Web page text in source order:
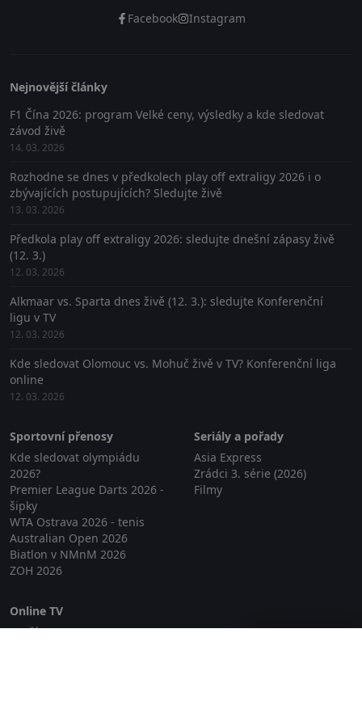
Facebook Instagram
Nejnovější články
F1 Čína 2026: program Velké ceny, výsledky a kde sledovat
závod živě
14. 03. 2026
Rozhodne se dnes v předkolech play off extraligy 2026 i o
zbývajících postupujících? Sledujte živě
13. 03. 2026
Předkola play off extraligy 2026: sledujte dnešní zápasy živě
(12. 3.)
12. 03. 2026
Alkmaar vs. Sparta dnes živě (12. 3.): sledujte Konferenční
ligu v TV
12. 03. 2026
Kde sledovat Olomouc vs. Mohuč živě v TV? Konferenční liga
online
12. 03. 2026
Sportovní přenosy
Kde sledovat olympiádu
2026?
Premier League Darts 2026 -
šipky
WTA Ostrava 2026 - tenis
Australian Open 2026
Biatlon v NMnM 2026
ZOH 2026
Seriály a pořady
Asia Express
Zrádci 3. série (2026)
Filmy
Online TV
Lepší.TV